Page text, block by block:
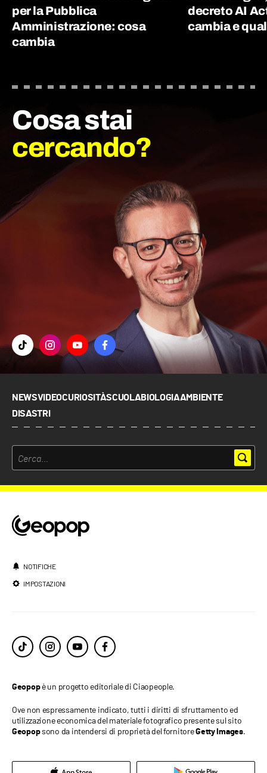
per la Pubblica
Amministrazione: cosa
cambia
decreto AI
cambia e
Cosa stai
cercando?
NEWSVIDEOCURIOSITÀSCUOLABIOLOGIAAMBIENTE
DISASTRI
NOTIFICHE
IMPOSTAZIONI
Geopopè un progetto editoriale di Ciaopeople.
Ove non espressamente indicato, tutti i diritti di sfruttamento ed
utilizzazione economica del materiale fotografico presente sul sito
Geopopsono da intendersi di proprietà del fornitoreGetty Images.